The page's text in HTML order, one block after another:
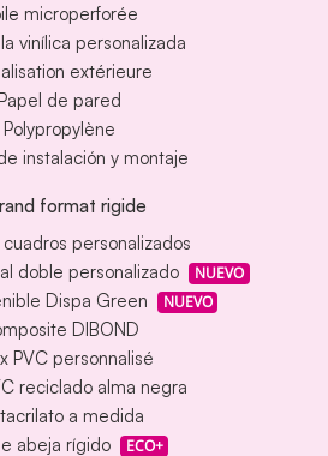
microperforée
vinílica personalizada
extérieure
Papel de pared
Polypropylène
instalación y montaje
format rigide
cuadros personalizados
doble personalizado
NUEVO
Dispa Green NUEVO
DIBOND
PVC personnalisé
reciclado alma negra
a medida
abeja rígido
ECO+